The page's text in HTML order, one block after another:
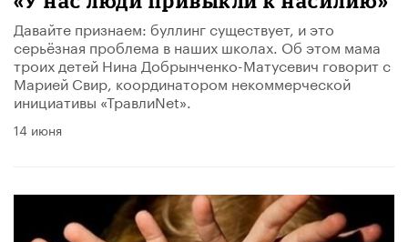
Давайте признаем: буллинг существует, и это
серьёзная проблема в наших школах. Об этом мама
троих детей Нина Добрынченко-Матусевич говорит с
Марией Свир, координатором некоммерческой
инициативы «ТравлиNet».
14 июня